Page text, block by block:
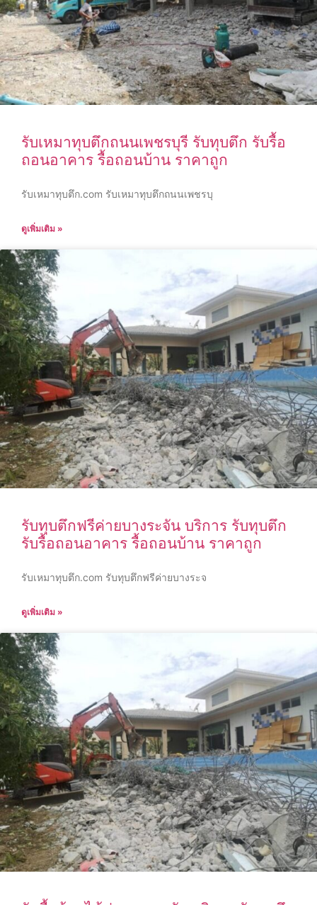
รับเหมาทุบตึกถนนเพชรบุรี รับทุบตึก รับรื้อ
ถอนอาคาร รื้อถอนบ้าน ราคาถูก
รับเหมาทุบตึก.com รับเหมาทุบตึกถนนเพชรบุ
ดูเพิ่มเติม »
รับทุบตึกฟรีค่ายบางระจัน บริการ รับทุบตึก
รับรื้อถอนอาคาร รื้อถอนบ้าน ราคาถูก
รับเหมาทุบตึก.com รับทุบตึกฟรีค่ายบางระจ
ดูเพิ่มเติม »